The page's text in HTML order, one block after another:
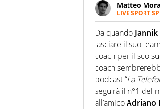
Matteo
LIVE SPORT
La
focalizzando
ma fatti
Da quando
lasciare il suo
coach per il suo
coach
podcast “La
seguirà il n°1 del
all’amicoAdriano